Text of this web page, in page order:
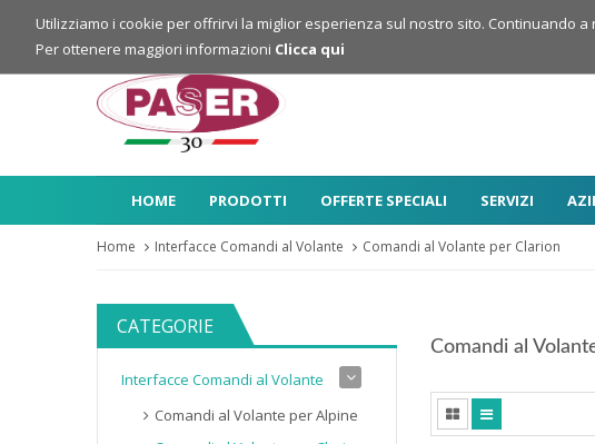
Login Registrazione
HOME PRODOTTI OFFERTE SPECIALI SERVIZI
Home Interfacce Comandi al Volante Comandi al Volante per Clarion
CATEGORIE
Interfacce Comandi al Volante
Comandi al Volante per Alpine
Comandi al
Utilizziamo i cookie per offrirvi la miglior esperienza sul nostro sito. Continuando
Per ottenere maggiori informazioni Clicca qui